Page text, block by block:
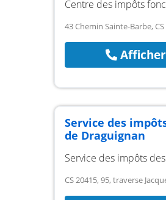
Centre des impôts
43 Chemin Sainte-Barbe,
Service des
de Draguignan
Service des impôts
CS 20415, 95, traverse